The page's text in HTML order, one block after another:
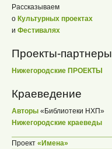
Рассказываем
о Культурных проектах
и Фестивалях
Проекты-партнеры
Нижегородские ПРОЕКТЫ
Краеведение
Авторы «Библиотеки НХП»
Нижегородские краеведы
Проект «Имена»